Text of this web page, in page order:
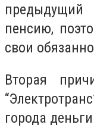
пенсию,
свои
Вторая
города